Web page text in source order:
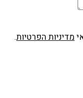
מדיניות הפרטיות.